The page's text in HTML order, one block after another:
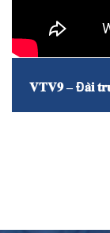
𝐕𝐓𝐕𝟗 – Đ𝐚̀𝐢